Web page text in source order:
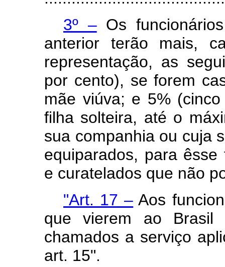
3º –Os
anterior terão mais,
representação, as
por cento), se forem
mãe viúva; e 5%
filha solteira, até o
sua companhia ou cuja
equiparados, para
e curatelados que não
"Art. 17 – Aos
que vierem ao Brasil
chamados a serviço
art. 15".